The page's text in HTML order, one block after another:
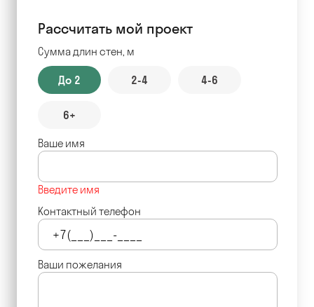
Рассчитать мой проект
Сумма длин стен, м
До 2 2-4 4-6
6+
Ваше имя
Введите имя
Контактный телефон
Ваши пожелания